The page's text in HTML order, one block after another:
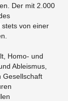
Der mit 2.000
von einer
Homo- und
Ableismus,
Gesellschaft